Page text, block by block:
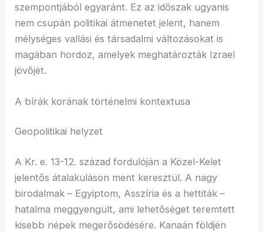
szempontjából egyaránt. Ez az időszak ugyanis
nem csupán politikai átmenetet jelent, hanem
mélységes vallási és társadalmi változásokat is
magában hordoz, amelyek meghatározták Izrael
jövőjét.
A bírák korának történelmi kontextusa
Geopolitikai helyzet
A Kr. e. 13-12. század fordulóján a Közel-Kelet
jelentős átalakuláson ment keresztül. A nagy
birodalmak – Egyiptom, Asszíria és a hettiták –
hatalma meggyengült, ami lehetőséget teremtett
kisebb népek megerősödésére. Kanaán földjén